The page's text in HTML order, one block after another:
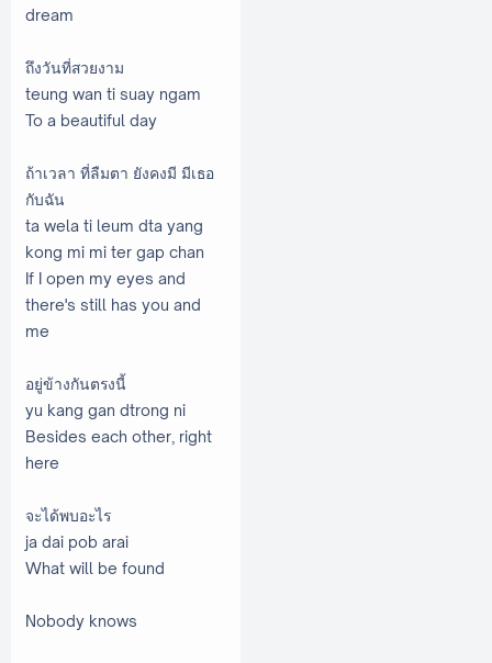
dream
ถึงวันที่สวยงาม
teung wan ti suay ngam
To a beautiful day
ถ้าเวลา ที่ลืมตา ยังคงมี มีเธอ
กับฉัน
ta wela ti leum dta yang
kong mi mi ter gap chan
If I open my eyes and
there's still has you and
me
อยู่ข้างกันตรงนี้
yu kang gan dtrong ni
Besides each other, right
here
จะได้พบอะไร
ja dai pob arai
What will be found
Nobody knows